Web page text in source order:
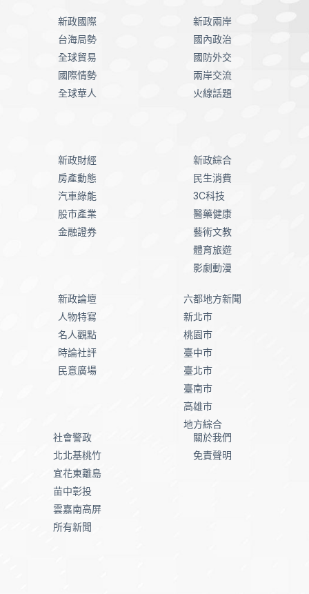
新政國際
台海局勢
全球貿易
國際情勢
全球華人
新政兩岸
國內政治
國防外交
兩岸交流
火線話題
新政財經
房產動態
汽車綠能
股市產業
金融證券
新政綜合
民生消費
3C科技
醫藥健康
藝術文教
體育旅遊
影劇動漫
新政論壇
人物特寫
名人觀點
時論社評
民意廣場
六都地方新聞
新北市
桃園市
臺中市
臺北市
臺南市
高雄市
地方綜合
社會警政
北北基桃竹
宜花東離島
苗中彰投
雲嘉南高屏
所有新聞
關於我們
免責聲明